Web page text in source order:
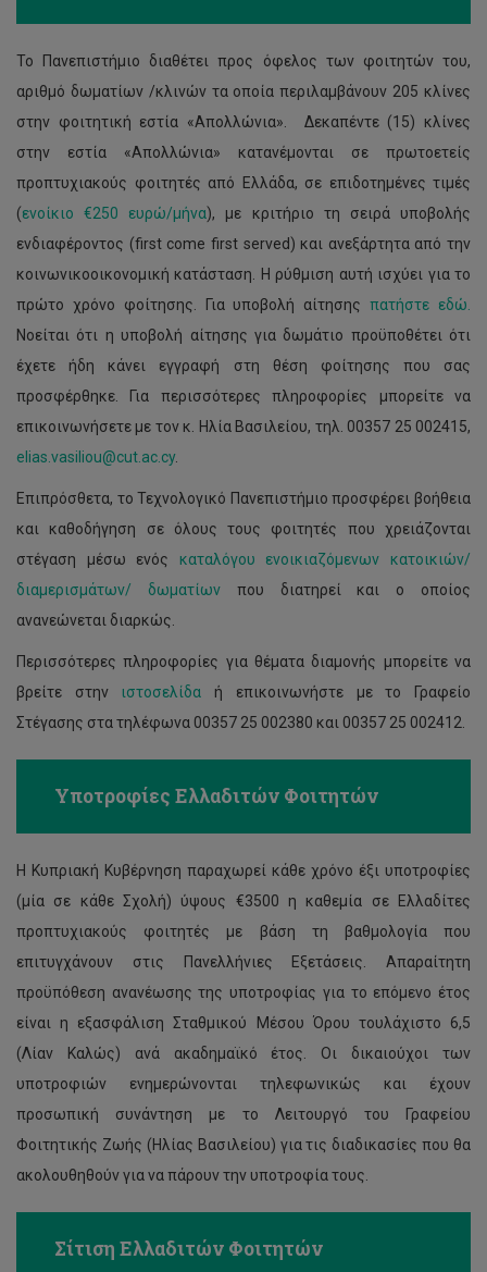
Το Πανεπιστήμιο διαθέτει προς όφελος των φοιτητών του,
αριθμό δωματίων /κλινών τα οποία περιλαμβάνουν 205 κλίνες
στην φοιτητική εστία «Απολλώνια». Δεκαπέντε (15) κλίνες
στην εστία «Απολλώνια» κατανέμονται σε πρωτοετείς
προπτυχιακούς φοιτητές από Ελλάδα, σε επιδοτημένες τιμές
(ενοίκιο €250 ευρώ/μήνα), με κριτήριο τη σειρά υποβολής
ενδιαφέροντος (first come first served) και ανεξάρτητα από την
κοινωνικοοικονομική κατάσταση. Η ρύθμιση αυτή ισχύει για το
πρώτο χρόνο φοίτησης. Για υποβολή αίτησηςπατήστε εδώ.
Νοείται ότι η υποβολή αίτησης για δωμάτιο προϋποθέτει ότι
έχετε ήδη κάνει εγγραφή στη θέση φοίτησης που σας
προσφέρθηκε. Για περισσότερες πληροφορίες μπορείτε να
επικοινωνήσετε με τον κ. Ηλία Βασιλείου, τηλ. 00357 25 002415,
elias.vasiliou@cut.ac.cy.
Επιπρόσθετα, το Τεχνολογικό Πανεπιστήμιο προσφέρει βοήθεια
και καθοδήγηση σε όλους τους φοιτητές που χρειάζονται
στέγαση μέσω ενός καταλόγου ενοικιαζόμενων κατοικιών/
διαμερισμάτων/ δωματίωνπου διατηρεί και ο οποίος
ανανεώνεται διαρκώς.
Περισσότερες πληροφορίες για θέματα διαμονής μπορείτε να
βρείτε στην ιστοσελίδα ή επικοινωνήστε με το Γραφείο
Στέγασης στα τηλέφωνα 00357 25 002380 και 00357 25 002412.
Υποτροφίες Ελλαδιτών Φοιτητών
Η Κυπριακή Κυβέρνηση παραχωρεί κάθε χρόνο έξι υποτροφίες
(μία σε κάθε Σχολή) ύψους €3500 η καθεμία σε Ελλαδίτες
προπτυχιακούς φοιτητές με βάση τη βαθμολογία που
επιτυγχάνουν στις Πανελλήνιες Εξετάσεις. Απαραίτητη
προϋπόθεση ανανέωσης της υποτροφίας για το επόμενο έτος
είναι η εξασφάλιση Σταθμικού Μέσου Όρου τουλάχιστο 6,5
(Λίαν Καλώς) ανά ακαδημαϊκό έτος. Οι δικαιούχοι των
υποτροφιών ενημερώνονται τηλεφωνικώς και έχουν
προσωπική συνάντηση με το Λειτουργό του Γραφείου
Φοιτητικής Ζωής (Ηλίας Βασιλείου) για τις διαδικασίες που θα
ακολουθηθούν για να πάρουν την υποτροφία τους.
Σίτιση Ελλαδιτών Φοιτητών